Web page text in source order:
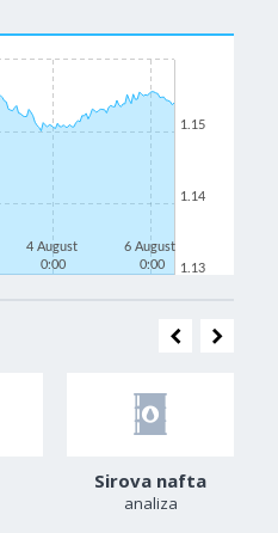
4 August
0:00
6 August
0:00
1.13
1.14
1.15
Sirova nafta
analiza